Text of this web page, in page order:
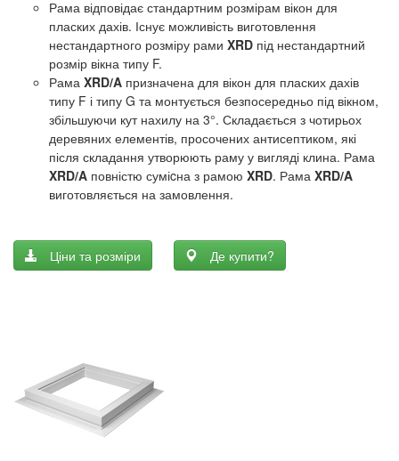
Рама відповідає стандартним розмірам вікон для
пласких дахів. Існує можливість виготовлення
нестандартного розміру рами XRD під нестандартний
розмір вікна типу F.
Рама XRD/A призначена для вікон для пласких дахів
типу F і типу G та монтується безпосередньо під вікном,
збільшуючи кут нахилу на 3°. Складається з чотирьох
деревяних елементів, просочених антисептиком, які
після складання утворюють раму у вигляді клина. Рама
XRD/A повністю суміcна з рамою XRD. Рама XRD/A
виготовляється на замовлення.
Ціни та розміри Де купити?